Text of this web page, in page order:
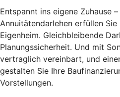
Entspannt ins eigene Zuhause
Annuitätendarlehen erfüllen
Eigenheim. Gleichbleibende
Planungssicherheit. Und mit
vertraglich vereinbart, und
gestalten Sie Ihre
Vorstellungen.